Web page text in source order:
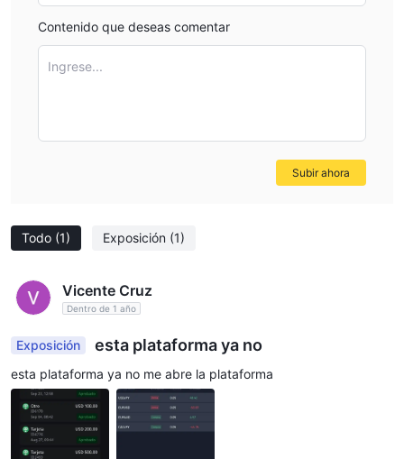
Todo (1) Exposición (1)
Vicente Cruz
Dentro de 1 año
Exposición esta plataforma ya no
esta plataforma ya no me abre la plataforma
Contenido que deseas comentar
Ingrese...
Subir ahora